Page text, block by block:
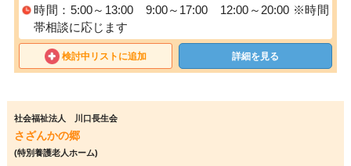
時間：5:00～13:00 9:00～17:00 12:00～20:00 ※時間
帯相談に応じます
検討中リストに追加 詳細を見る
社会福祉法人 川口長生会
さざんかの郷
(特別養護老人ホーム)